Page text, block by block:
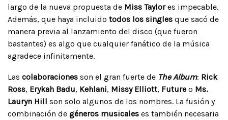
largo de la nueva propuesta de Miss Taylores impecable.
Además, que haya incluido todos los singles que sacó de
manera previa al lanzamiento del disco (que fueron
bastantes) es algo que cualquier fanático de la música
agradece infinitamente.
Las colaboraciones son el gran fuerte de The Album: Rick
Ross, Erykah Badu, Kehlani, Missy Elliott, Future o Ms.
Lauryn Hill son solo algunos de los nombres. La fusión y
combinación de géneros musicales es también necesaria